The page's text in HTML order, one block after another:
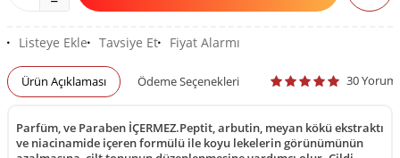
Listeye Ekle Tavsiye Et Fiyat Alarmı
Ürün Açıklaması Ödeme Seçenekleri 30 Yorum
Parfüm, ve Paraben İÇERMEZ.Peptit, arbutin, meyan kökü ekstraktı
ve niacinamide içeren formülü ile koyu lekelerin görünümünün